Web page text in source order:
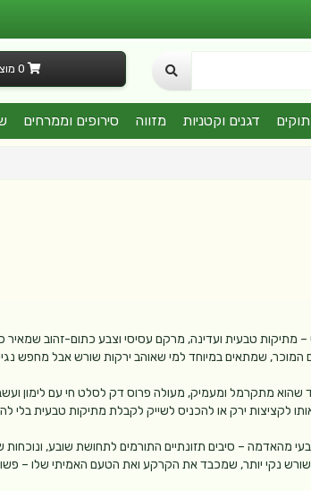
0 מוצרים - ₪0.00
דגנים וקטניות מזווה סירופים וממרחים
מתיקות טבעית ועדינה, מרקם עסיסי וצבע כתום-זהוב שמאיר
המוכר, שמתאים במיוחד למי שאוהב ירקות שורש אבל מחפש
מתקרמל ומעמיק, מעולה פרוס דק לסלט חי עם לימון
לקציצות ירק או להכניס לשייק לקבלת מתיקות טבעית בלי
– סיבים תזונתיים התורמים לתחושת שובע, ונוכחות
שורש נקי יותר, שמכבד את הקרקע ואת הטעם האמיתי שלו –